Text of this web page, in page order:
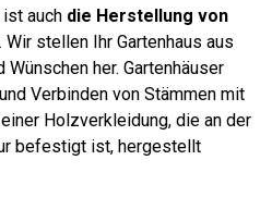
auch die Herstellung von
. Wir stellen Ihr Gartenhaus aus
her. Gartenhäuser
Verbinden von Stämmen mit
Holzverkleidung, die an der
befestigt ist, hergestellt